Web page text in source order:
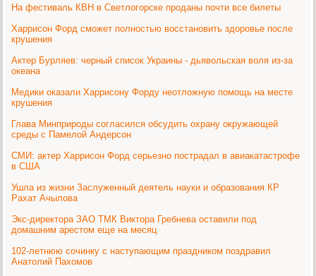
На фестиваль КВН в Светлогорске проданы почти все билеты
Харрисон Форд сможет полностью восстановить здоровье после
крушения
Актер Бурляев: черный список Украины - дьявольская воля из-за
океана
Медики оказали Харрисону Форду неотложную помощь на месте
крушения
Глава Минприроды согласился обсудить охрану окружающей
среды с Памелой Андерсон
СМИ: актер Харрисон Форд серьезно пострадал в авиакатастрофе
в США
Ушла из жизни Заслуженный деятель науки и образования КР
Рахат Ачылова
Экс-директора ЗАО ТМК Виктора Гребнева оставили под
домашним арестом еще на месяц
102-летнюю сочинку с наступающим праздником поздравил
Анатолий Пахомов